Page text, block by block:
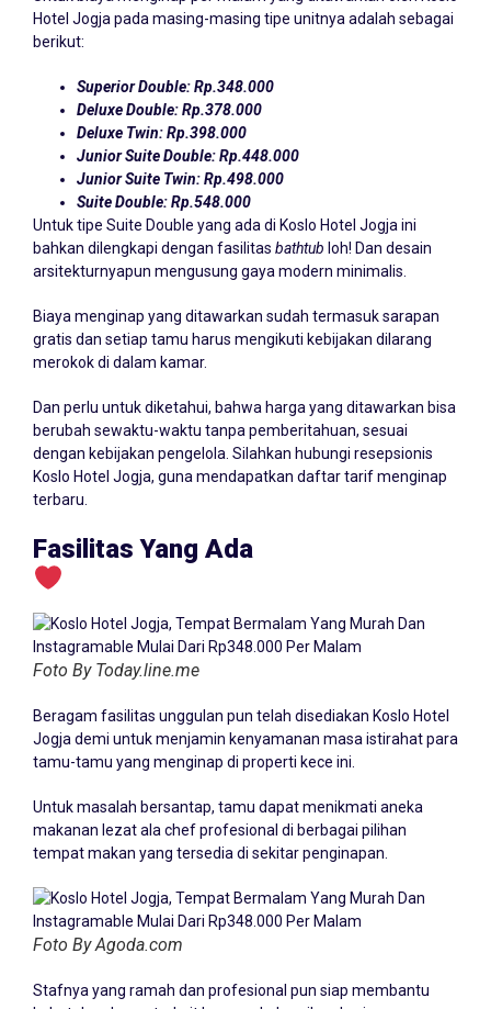
Hotel Jogja pada masing-masing tipe unitnya adalah sebagai
berikut:
Superior Double: Rp.348.000
DeluxeDouble: Rp.378.000
Deluxe Twin: Rp.398.000
Junior SuiteDouble: Rp.448.000
Junior Suite Twin: Rp.498.000
SuiteDouble: Rp.548.000
Untuk tipe Suite Double yang ada di Koslo Hotel Jogja ini
bahkan dilengkapi dengan fasilitas bathtub loh! Dan desain
arsitekturnyapun mengusung gaya modern minimalis.
Biaya menginap yang ditawarkan sudah termasuk sarapan
gratis dan setiap tamu harus mengikuti kebijakan dilarang
merokok di dalam kamar.
Dan perlu untuk diketahui, bahwa harga yang ditawarkan bisa
berubah sewaktu-waktu tanpa pemberitahuan, sesuai
dengan kebijakan pengelola. Silahkan hubungi resepsionis
Koslo Hotel Jogja, guna mendapatkan daftar tarif menginap
terbaru.
Fasilitas Yang Ada
Foto By Today.line.me
Beragam fasilitas unggulan pun telah disediakan Koslo Hotel
Jogja demi untuk menjamin kenyamanan masa istirahat para
tamu-tamu yang menginap di properti kece ini.
Untuk masalah bersantap, tamu dapat menikmati aneka
makanan lezat ala chef profesional di berbagai pilihan
tempat makan yang tersedia di sekitar penginapan.
Foto By Agoda.com
Stafnya yang ramah dan profesional pun siap membantu